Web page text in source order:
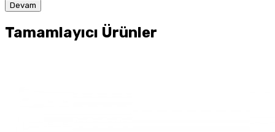
Devam
Tamamlayıcı Ürünler